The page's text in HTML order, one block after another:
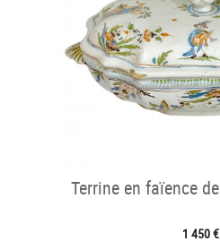
Terrine en faïence
1 450 €